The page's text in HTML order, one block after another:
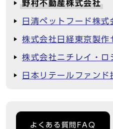
野村不動産株式会社
日清ペットフード株式
株式会社日経東京製作
株式会社ニチレイ・ロ
日本リテールファンド
よくある質問FAQ